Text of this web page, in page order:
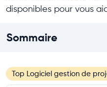
disponibles pour vous
Sommaire
Top Logiciel gestion de